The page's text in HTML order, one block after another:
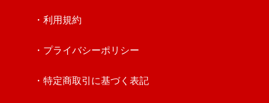
・利用規約
・プライバシーポリシー
・特定商取引に基づく表記